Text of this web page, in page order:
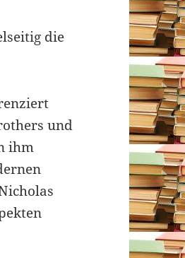
die
und
ihm